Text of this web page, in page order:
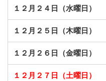
１２月２４日（水曜日）
１２月２５日（木曜日）
１２月２６日（金曜日）
１２月２７日（土曜日）